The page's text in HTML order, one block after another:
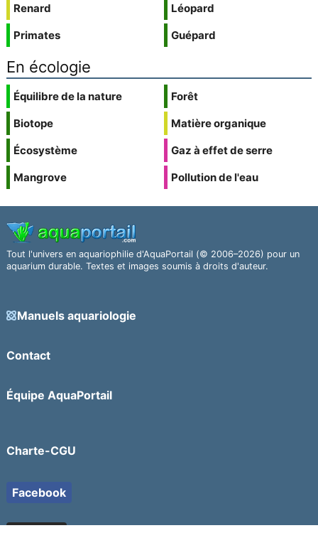
Renard
Primates
Léopard
Guépard
En écologie
Équilibre de la nature
Biotope
Écosystème
Mangrove
Forêt
Matière organique
Gaz à effet de serre
Pollution de l'eau
Tout l'univers en aquariophilie d'AquaPortail (© 2006–2026) pour un
aquarium durable. Textes et images soumis à droits d'auteur.
Manuels aquariologie
Contact
Équipe AquaPortail
Charte-CGU
Facebook